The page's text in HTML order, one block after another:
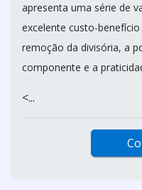
apresenta uma série de
excelente custo-
remoção da divisória, a
componente e a
<...